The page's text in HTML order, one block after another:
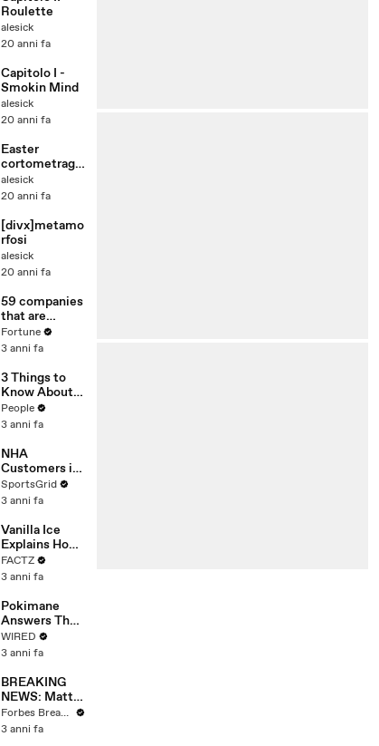
Roulette
alesick
20 anni fa
Capitolo I -
Smokin Mind
alesick
20 anni fa
Easter
cortometragg
ialesick
20 anni fa
[divx]metamo
rfosi
alesick
20 anni fa
59 companies
that are
changing the
world: From
Chobani
Fortune
3 anni fa
3 Things to
Know About
Coco Gauff's
Parents
People
3 anni fa
NHA
Customers in
Limbo as
Company
Potential
Merger
SportsGrid
3 anni fa
Vanilla Ice
Explains How
the 90’s
Shaped
FACTZ
3 anni fa
Pokimane
Answers The
Web's Most
Searched
WIRED
3 anni fa
BREAKING
NEWS: Matt
Gaetz Tells
House
Forbes Breaking News
3 anni fa